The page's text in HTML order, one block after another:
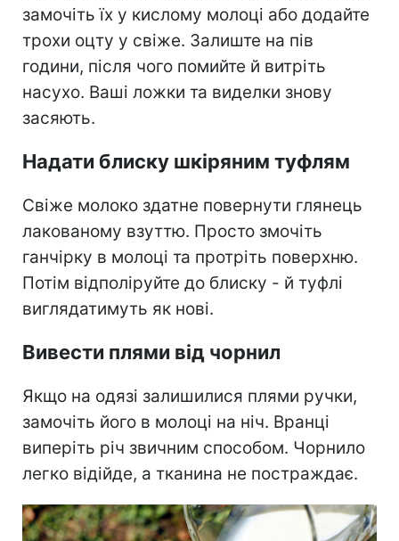
замочіть їх у кислому молоці або додайте
трохи оцту у свіже. Залиште на пів
години, після чого помийте й витріть
насухо. Ваші ложки та виделки знову
засяють.
Надати блиску шкіряним туфлям
Свіже молоко здатне повернути глянець
лакованому взуттю. Просто змочіть
ганчірку в молоці та протріть поверхню.
Потім відполіруйте до блиску - й туфлі
виглядатимуть як нові.
Вивести плями від чорнил
Якщо на одязі залишилися плями ручки,
замочіть його в молоці на ніч. Вранці
виперіть річ звичним способом. Чорнило
легко відійде, а тканина не постраждає.